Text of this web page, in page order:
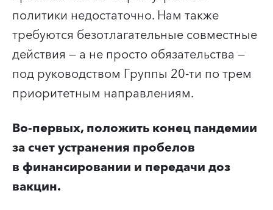
политики недостаточно. Нам также
требуются безотлагательные совместные
действия — а не просто обязательства —
под руководством Группы 20-ти по трем
приоритетным направлениям.
Во-первых, положить конец пандемии
за счет устранения пробелов
в финансировании и передачи доз
вакцин.